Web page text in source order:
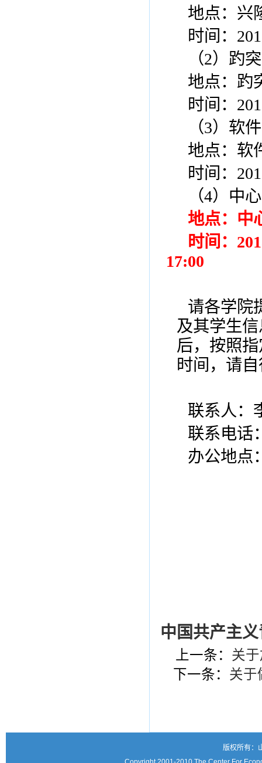
地点：兴
时间：
（2）趵
地点：趵
时间：
（3）软
地点：软
时间：
（4）中
地点：中
时间：
17:00
请各学院
及其学生
后，按照
时间，请
联系人：
联系电话
办公地点
中国共产主
上一条： 关
下一条： 关于
版权所有：